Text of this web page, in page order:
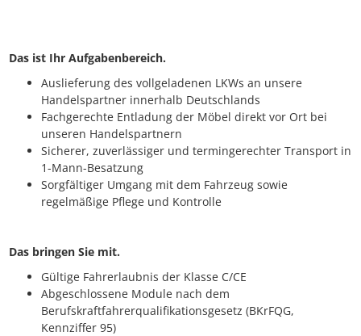
Das ist Ihr Aufgabenbereich.
Auslieferung des vollgeladenen LKWs an unsere
Handelspartner innerhalb Deutschlands
Fachgerechte Entladung der Möbel direkt vor Ort bei
unseren Handelspartnern
Sicherer, zuverlässiger und termingerechter Transport in
1-Mann-Besatzung
Sorgfältiger Umgang mit dem Fahrzeug sowie
regelmäßige Pflege und Kontrolle
Das bringen Sie mit.
Gültige Fahrerlaubnis der Klasse C/CE
Abgeschlossene Module nach dem
Berufskraftfahrerqualifikationsgesetz (BKrFQG,
Kennziffer 95)